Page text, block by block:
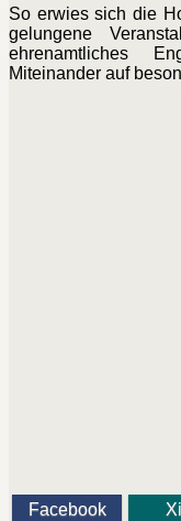
So erwies sich die
gelungene
ehrenamtliches
Miteinander auf
Facebook